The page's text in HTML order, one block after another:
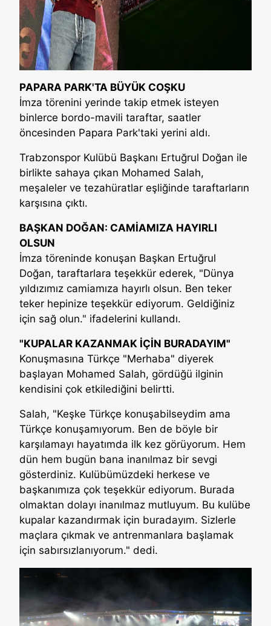
PAPARA PARK'TA BÜYÜK COŞKU
İmza törenini yerinde takip etmek isteyen
binlerce bordo-mavili taraftar, saatler
öncesinden Papara Park'taki yerini aldı.
Trabzonspor Kulübü Başkanı Ertuğrul Doğan ile
birlikte sahaya çıkan Mohamed Salah,
meşaleler ve tezahüratlar eşliğinde taraftarların
karşısına çıktı.
BAŞKAN DOĞAN: CAMİAMIZA HAYIRLI
OLSUN
İmza töreninde konuşan Başkan Ertuğrul
Doğan, taraftarlara teşekkür ederek, "Dünya
yıldızımız camiamıza hayırlı olsun. Ben teker
teker hepinize teşekkür ediyorum. Geldiğiniz
için sağ olun." ifadelerini kullandı.
"KUPALAR KAZANMAK İÇİN BURADAYIM"
Konuşmasına Türkçe "Merhaba" diyerek
başlayan Mohamed Salah, gördüğü ilginin
kendisini çok etkilediğini belirtti.
Salah, "Keşke Türkçe konuşabilseydim ama
Türkçe konuşamıyorum. Ben de böyle bir
karşılamayı hayatımda ilk kez görüyorum. Hem
dün hem bugün bana inanılmaz bir sevgi
gösterdiniz. Kulübümüzdeki herkese ve
başkanımıza çok teşekkür ediyorum. Burada
olmaktan dolayı inanılmaz mutluyum. Bu kulübe
kupalar kazandırmak için buradayım. Sizlerle
maçlara çıkmak ve antrenmanlara başlamak
için sabırsızlanıyorum." dedi.